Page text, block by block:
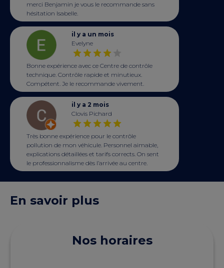
merci Benjamin je vous le recommande sans
hésitation Isabelle.
il y a un mois
Evelyne
Bonne expérience avec ce Centre de contrôle
technique. Contrôle rapide et minutieux.
Compétent. Je le recommande vivement.
il y a 2 mois
Clovis Pichard
Très bonne expérience pour le contrôle
pollution de mon véhicule. Personnel aimable,
explications détaillées et tarifs corrects. On sent
le professionnalisme dès l’arrivée au centre.
En savoir plus
Nos horaires